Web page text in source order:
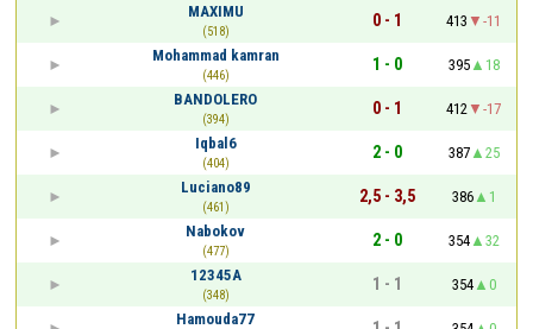
MAXIMU
(518)
0 - 1 413
-11
Mohammad kamran
(446)
1 - 0 395
18
BANDOLERO
(394)
0 - 1 412
-17
Iqbal6
(404)
2 - 0 387
25
Luciano89
(461)
2,5 - 3,5 386
1
Nabokov
(477)
2 - 0 354
32
12345A
(348)
1 - 1 354
0
Hamouda77